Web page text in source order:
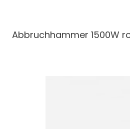
Abbruchhammer 1500W